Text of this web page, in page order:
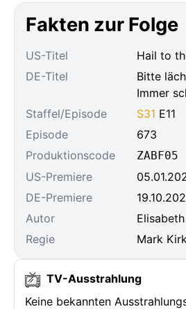
Fakten zur Folge
US-Titel
Hail to
DE-Titel
Bitte
Immer
Staffel/Episode
S31 E11
Episode
673
Produktionscode
ZABF05
US-Premiere
DE-Premiere
Autor
Regie
Mark
TV-Ausstrahlung
Keine bekannten